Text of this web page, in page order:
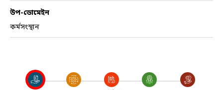
উপ-ডোমেইন
কর্মসংস্থান